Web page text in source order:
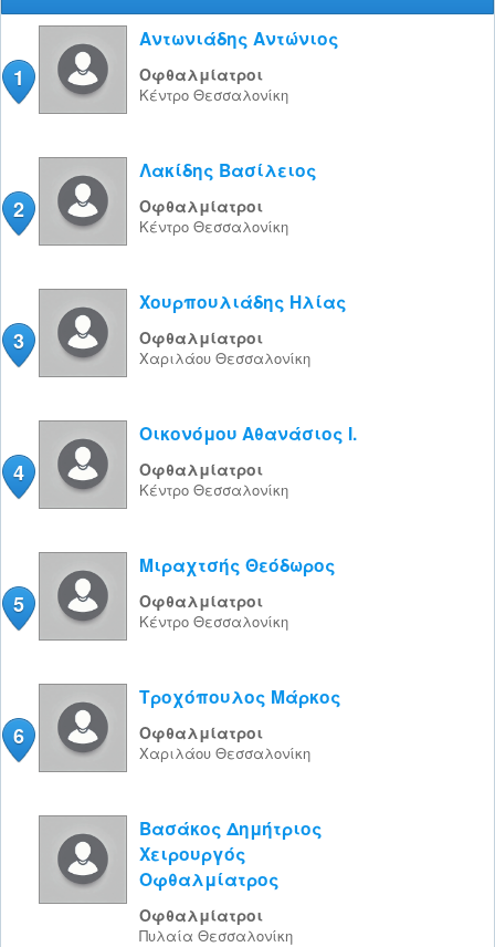
1
Αντωνιάδης Αντώνιος
Οφθαλμίατροι
Κέντρο Θεσσαλονίκη
2
Λακίδης Βασίλειος
Οφθαλμίατροι
Κέντρο Θεσσαλονίκη
3
Χουρπουλιάδης Ηλίας
Οφθαλμίατροι
Χαριλάου Θεσσαλονίκη
4
Οικονόμου Αθανάσιος Ι.
Οφθαλμίατροι
Κέντρο Θεσσαλονίκη
5
Μιραχτσής Θεόδωρος
Οφθαλμίατροι
Κέντρο Θεσσαλονίκη
6
Τροχόπουλος Μάρκος
Οφθαλμίατροι
Χαριλάου Θεσσαλονίκη
Βασάκος Δημήτριος
Χειρουργός
Οφθαλμίατρος
Οφθαλμίατροι
Πυλαία Θεσσαλονίκη